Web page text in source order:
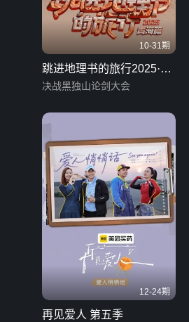
10-31期
跳进地理书的旅行2025·青
海篇
决战黑独山论剑大会
12-24期
再见爱人 第五季